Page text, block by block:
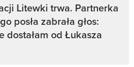
Litewki trwa. Partnerka
posła zabrała głos:
dostałam od Łukasza